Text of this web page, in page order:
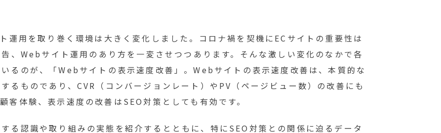
運用を取り巻く環境は大きく変化しました。コロナ禍を契機にECサイトの重要性は
、Webサイト運用のあり方を一変させつつあります。そんな激しい変化のなかで各
るのが、「Webサイトの表示速度改善」。Webサイトの表示速度改善は、本質的な
るものであり、CVR（コンバージョンレート）やPV（ページビュー数）の改善にも
客体験、表示速度の改善はSEO対策としても有効です。
る認識や取り組みの実態を紹介するとともに、特にSEO対策との関係に迫るデータ